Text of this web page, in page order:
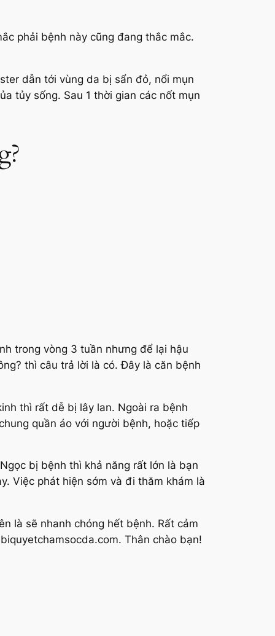
phải bệnh này cũng đang thắc mắc.
dẫn tới vùng da bị sẩn đỏ, nổi mụn
tủy sống. Sau 1 thời gian các nốt mụn
trong vòng 3 tuần nhưng để lại hậu
thì câu trả lời là có. Đây là căn bệnh
thì rất dễ bị lây lan. Ngoài ra bệnh
quần áo với người bệnh, hoặc tiếp
bị bệnh thì khả năng rất lớn là bạn
Việc phát hiện sớm và đi thăm khám là
là sẽ nhanh chóng hết bệnh. Rất cảm
. Thân chào bạn!